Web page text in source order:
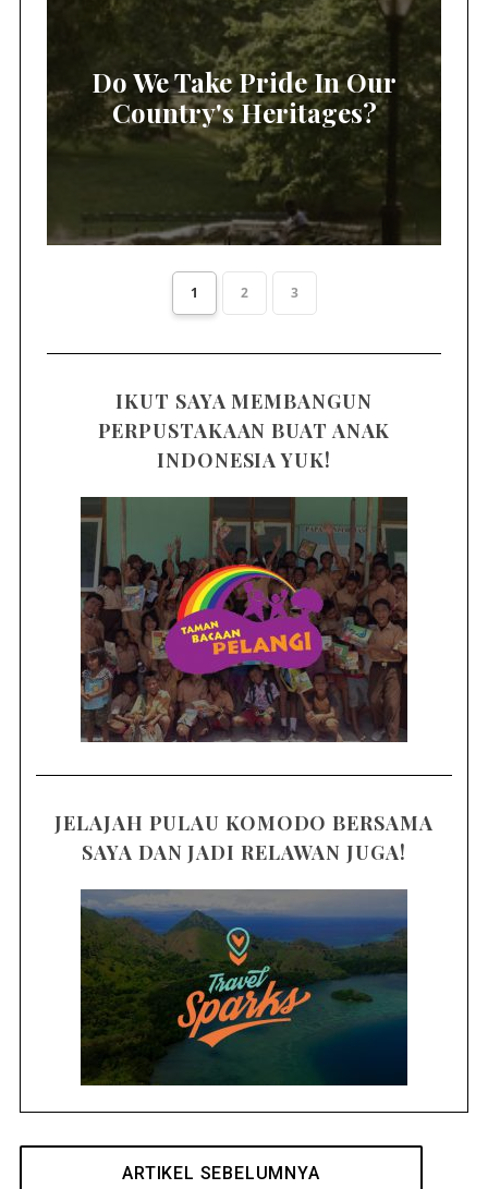
Do We Take Pride In Our
Country's Heritages?
1 2 3
IKUT SAYA MEMBANGUN
PERPUSTAKAAN BUAT ANAK
INDONESIA YUK!
JELAJAH PULAU KOMODO BERSAMA
SAYA DAN JADI RELAWAN JUGA!
ARTIKEL SEBELUMNYA